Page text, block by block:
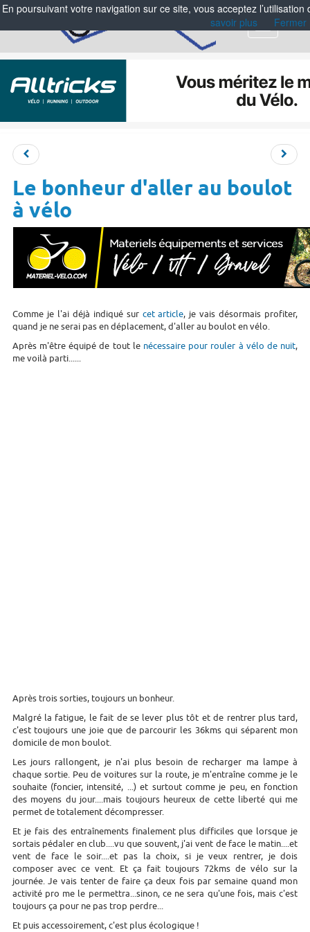
Menu
Le bonheur d'aller au boulot
à vélo
Comme je l'ai déjà indiqué sur cet article, je vais désormais profiter,
quand je ne serai pas en déplacement, d'aller au boulot en vélo.
Après m'être équipé de tout le nécessaire pour rouler à vélo de nuit,
me voilà parti......
Après trois sorties, toujours un bonheur.
Malgré la fatigue, le fait de se lever plus tôt et de rentrer plus tard,
c'est toujours une joie que de parcourir les 36kms qui séparent mon
domicile de mon boulot.
Les jours rallongent, je n'ai plus besoin de recharger ma lampe à
chaque sortie. Peu de voitures sur la route, je m'entraîne comme je le
souhaite (foncier, intensité, ...) et surtout comme je peu, en fonction
des moyens du jour....mais toujours heureux de cette liberté qui me
permet de totalement décompresser.
Et je fais des entraînements finalement plus difficiles que lorsque je
sortais pédaler en club....vu que souvent, j'ai vent de face le matin....et
vent de face le soir....et pas la choix, si je veux rentrer, je dois
composer avec ce vent. Et ça fait toujours 72kms de vélo sur la
journée. Je vais tenter de faire ça deux fois par semaine quand mon
activité pro me le permettra...sinon, ce ne sera qu'une fois, mais c'est
toujours ça pour ne pas trop perdre...
Et puis accessoirement, c'est plus écologique !
En poursuivant votre navigation sur ce site, vous acceptez
savoir plus
Fermer